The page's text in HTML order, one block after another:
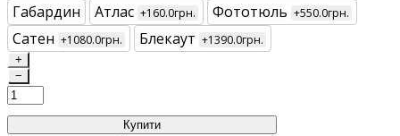
Габардин
Атлас +160.0грн. Фототюль +550.0грн.
Сатен +1080.0грн. Блекаут +1390.0грн.
+
−
Купити